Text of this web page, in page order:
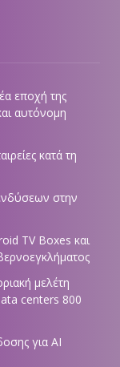
εποχή της
αυτόνομη
κατά τη
στην
TV Boxes και
μελέτη
centers 800
για AI